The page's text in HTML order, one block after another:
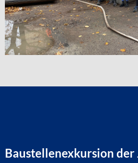
Baustellenexkursion der